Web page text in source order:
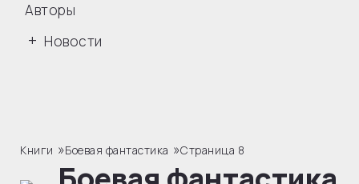
Авторы
Новости
Книги »Боевая фантастика »Страница 8